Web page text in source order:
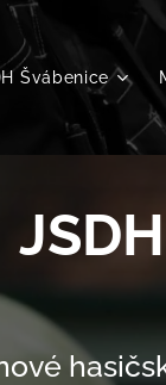
Švábenice